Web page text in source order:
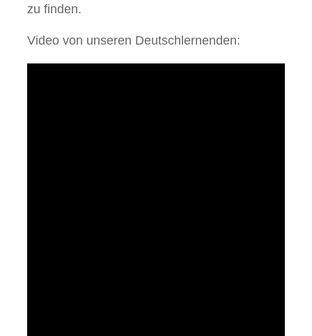
zu finden.
Video von unseren Deutschlernenden: